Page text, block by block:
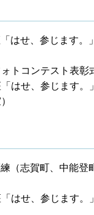
はせ、参じます。
トコンテスト表彰
はせ、参じます。
（志賀町、中能登
はせ、参じます。